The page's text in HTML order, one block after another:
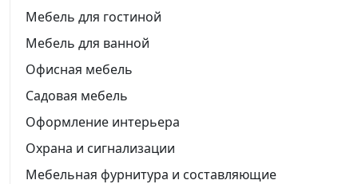
Мебель для гостиной
Мебель для ванной
Офисная мебель
Садовая мебель
Оформление интерьера
Охрана и сигнализации
Мебельная фурнитура и составляющие